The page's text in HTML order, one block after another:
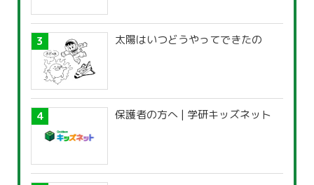
太陽はいつどうやってできたの
保護者の方へ | 学研キッズネット